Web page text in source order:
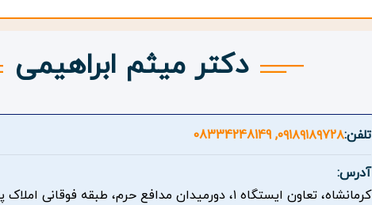
دکتر میثم ابراهیمی
تلفن:۰۹۱۸۹۱۸۹۷۲۸, 08334248149
آدرس:
کرمانشاه، تعاون ایستگاه ۱، دورمیدان مدافع حرم، طبقه فوقانی املاک پیری، بر اصلی میدان